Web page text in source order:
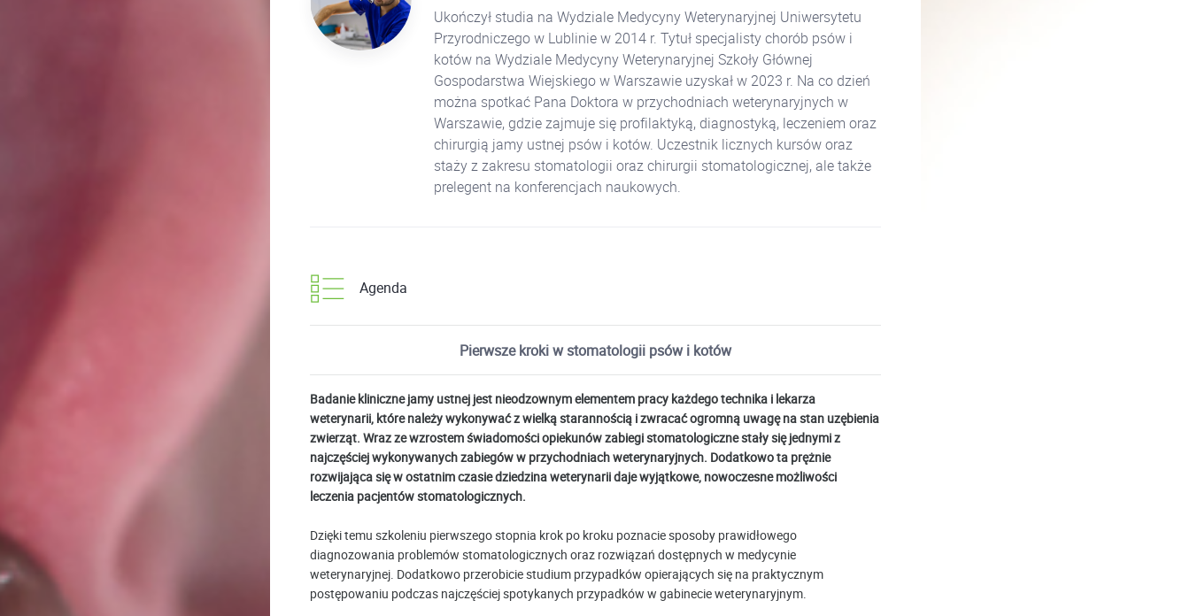
Ukończył studia na Wydziale Medycyny Weterynaryjnej Uniwersytetu
Przyrodniczego w Lublinie w 2014 r. Tytuł specjalisty chorób psów i
kotów na Wydziale Medycyny Weterynaryjnej Szkoły Głównej
Gospodarstwa Wiejskiego w Warszawie uzyskał w 2023 r. Na co dzień
można spotkać Pana Doktora w przychodniach weterynaryjnych w
Warszawie, gdzie zajmuje się profilaktyką, diagnostyką, leczeniem oraz
chirurgią jamy ustnej psów i kotów. Uczestnik licznych kursów oraz
staży z zakresu stomatologii oraz chirurgii stomatologicznej, ale także
prelegent na konferencjach naukowych.
Agenda
Pierwsze kroki w stomatologii psów i kotów
Badanie kliniczne jamy ustnej jest nieodzownym elementem pracy każdego technika i lekarza
weterynarii, które należy wykonywać z wielką starannością i zwracać ogromną uwagę na stan uzębienia
zwierząt. Wraz ze wzrostem świadomości opiekunów zabiegi stomatologiczne stały się jednymi z
najczęściej wykonywanych zabiegów w przychodniach weterynaryjnych. Dodatkowo ta prężnie
rozwijająca się w ostatnim czasie dziedzina weterynarii daje wyjątkowe, nowoczesne możliwości
leczenia pacjentów stomatologicznych.
Dzięki temu szkoleniu pierwszego stopnia krok po kroku poznacie sposoby prawidłowego
diagnozowania problemów stomatologicznych oraz rozwiązań dostępnych w medycynie
weterynaryjnej. Dodatkowo przerobicie studium przypadków opierających się na praktycznym
postępowaniu podczas najczęściej spotykanych przypadków w gabinecie weterynaryjnym.